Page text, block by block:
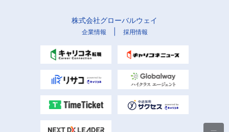
株式会社グローバルウェイ
企業情報 採用情報